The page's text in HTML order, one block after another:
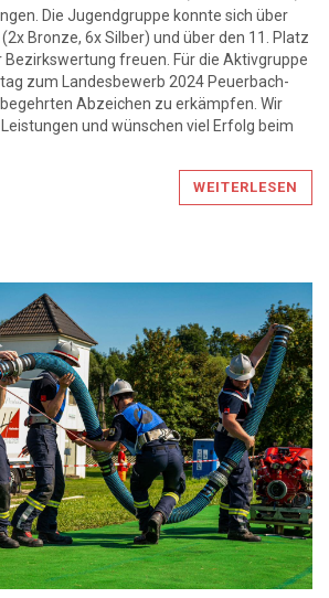
Die Jugendgruppe konnte sich über
Bronze, 6x Silber) und über den 11. Platz
Bezirkswertung freuen. Für die Aktivgruppe
zum Landesbewerb 2024 Peuerbach-
Abzeichen zu erkämpfen. Wir
und wünschen viel Erfolg beim
WEITERLESEN